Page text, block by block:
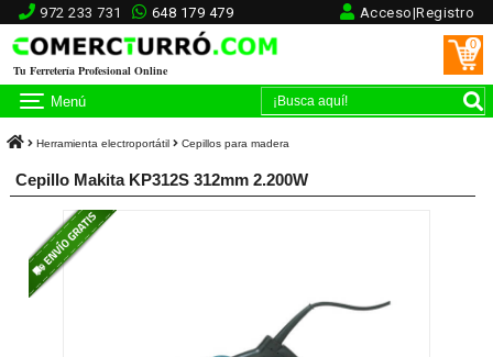
972 233 731 648 179 479 Acceso|Registro
Tu Ferretería Profesional Online
0
Menú
Herramienta electroportátil Cepillos para madera
Cepillo Makita KP312S 312mm 2.200W